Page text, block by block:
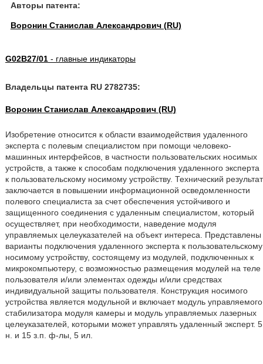
Авторы патента:
Воронин Станислав Александрович (RU)
G02B27/01- главные индикаторы
Владельцы патента RU 2782735:
Воронин Станислав Александрович (RU)
Изобретение относится к области взаимодействия удаленного
эксперта с полевым специалистом при помощи человеко-
машинных интерфейсов, в частности пользовательских носимых
устройств, а также к способам подключения удаленного эксперта
к пользовательскому носимому устройству. Технический результат
заключается в повышении информационной осведомленности
полевого специалиста за счет обеспечения устойчивого и
защищенного соединения с удаленным специалистом, который
осуществляет, при необходимости, наведение модуля
управляемых целеуказателей на объект интереса. Представлены
варианты подключения удаленного эксперта к пользовательскому
носимому устройству, состоящему из модулей, подключенных к
микрокомпьютеру, с возможностью размещения модулей на теле
пользователя и/или элементах одежды и/или средствах
индивидуальной защиты пользователя. Конструкция носимого
устройства является модульной и включает модуль управляемого
стабилизатора модуля камеры и модуль управляемых лазерных
целеуказателей, которыми может управлять удаленный эксперт. 5
н. и 15 з.п. ф-лы, 5 ил.